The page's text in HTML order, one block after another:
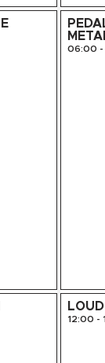
06:00 -
12:00 -